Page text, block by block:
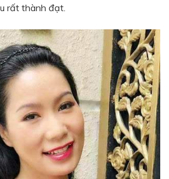
rất thành đạt.